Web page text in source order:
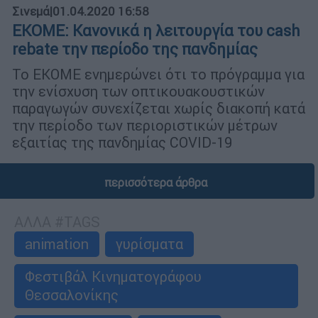
Σινεμά|01.04.2020 16:58
ΕΚΟΜΕ: Κανονικά η λειτουργία του cash
rebate την περίοδο της πανδημίας
Το ΕΚΟΜΕ ενημερώνει ότι το πρόγραμμα για
την ενίσχυση των οπτικουακουστικών
παραγωγών συνεχίζεται χωρίς διακοπή κατά
την περίοδο των περιοριστικών μέτρων
εξαιτίας της πανδημίας COVID-19
περισσότερα άρθρα
animation
γυρίσματα
Φεστιβάλ Κινηματογράφου
Θεσσαλονίκης